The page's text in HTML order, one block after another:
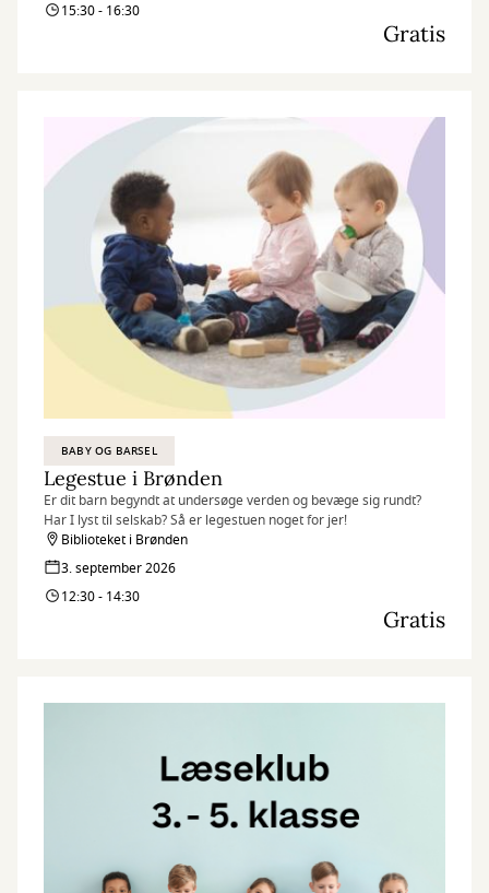
15:30 - 16:30
Gratis
BABY OG BARSEL
Legestue i Brønden
Er dit barn begyndt at undersøge verden og bevæge sig rundt?
Har I lyst til selskab? Så er legestuen noget for jer!
Biblioteket i Brønden
3. september 2026
12:30 - 14:30
Gratis